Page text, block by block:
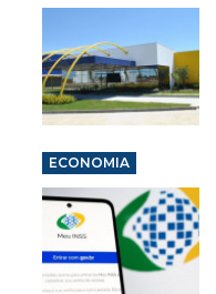
ECONOMIA